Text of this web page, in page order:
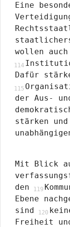
Eine
wollen
Dafür
der Aus-
stärken
Mit Blick
den
Ebene
sind
Freiheit